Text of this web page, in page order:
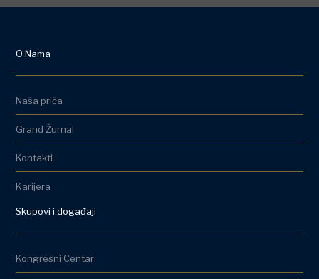
O Nama
Naša priča
Grand Žurnal
Kontakti
Karijera
Skupovi i događaji
Kongresni Centar